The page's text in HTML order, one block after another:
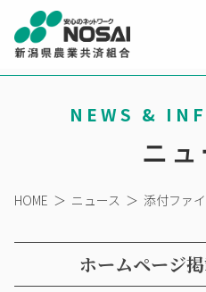
NEWS &
ニュ
HOME ＞ ニュース ＞ 添付ファ
ホームページ